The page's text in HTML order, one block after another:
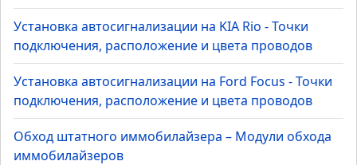
Установка автосигнализации на KIA Rio - Точки
подключения, расположение и цвета проводов
Установка автосигнализации на Ford Focus - Точки
подключения, расположение и цвета проводов
Обход штатного иммобилайзера – Модули обхода
иммобилайзеров